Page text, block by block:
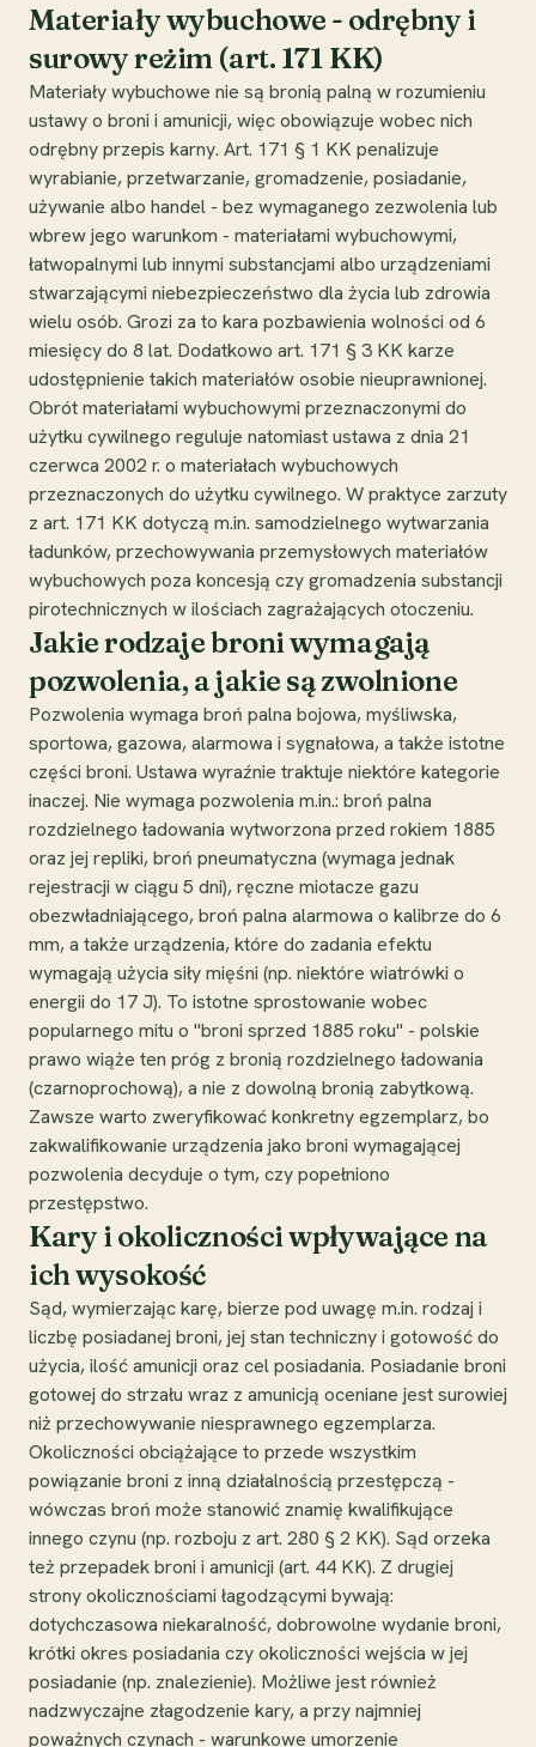
Materiały wybuchowe - odrębny i
surowy reżim (art. 171 KK)
Materiały wybuchowe nie są bronią palną w rozumieniu
ustawy o broni i amunicji, więc obowiązuje wobec nich
odrębny przepis karny. Art. 171 § 1 KK penalizuje
wyrabianie, przetwarzanie, gromadzenie, posiadanie,
używanie albo handel - bez wymaganego zezwolenia lub
wbrew jego warunkom - materiałami wybuchowymi,
łatwopalnymi lub innymi substancjami albo urządzeniami
stwarzającymi niebezpieczeństwo dla życia lub zdrowia
wielu osób. Grozi za to kara pozbawienia wolności od 6
miesięcy do 8 lat. Dodatkowo art. 171 § 3 KK karze
udostępnienie takich materiałów osobie nieuprawnionej.
Obrót materiałami wybuchowymi przeznaczonymi do
użytku cywilnego reguluje natomiast ustawa z dnia 21
czerwca 2002 r. o materiałach wybuchowych
przeznaczonych do użytku cywilnego. W praktyce zarzuty
z art. 171 KK dotyczą m.in. samodzielnego wytwarzania
ładunków, przechowywania przemysłowych materiałów
wybuchowych poza koncesją czy gromadzenia substancji
pirotechnicznych w ilościach zagrażających otoczeniu.
Jakie rodzaje broni wymagają
pozwolenia, a jakie są zwolnione
Pozwolenia wymaga broń palna bojowa, myśliwska,
sportowa, gazowa, alarmowa i sygnałowa, a także istotne
części broni. Ustawa wyraźnie traktuje niektóre kategorie
inaczej. Nie wymaga pozwolenia m.in.: broń palna
rozdzielnego ładowania wytworzona przed rokiem 1885
oraz jej repliki, broń pneumatyczna (wymaga jednak
rejestracji w ciągu 5 dni), ręczne miotacze gazu
obezwładniającego, broń palna alarmowa o kalibrze do 6
mm, a także urządzenia, które do zadania efektu
wymagają użycia siły mięśni (np. niektóre wiatrówki o
energii do 17 J). To istotne sprostowanie wobec
popularnego mitu o "broni sprzed 1885 roku" - polskie
prawo wiąże ten próg z bronią rozdzielnego ładowania
(czarnoprochową), a nie z dowolną bronią zabytkową.
Zawsze warto zweryfikować konkretny egzemplarz, bo
zakwalifikowanie urządzenia jako broni wymagającej
pozwolenia decyduje o tym, czy popełniono
przestępstwo.
Kary i okoliczności wpływające na
ich wysokość
Sąd, wymierzając karę, bierze pod uwagę m.in. rodzaj i
liczbę posiadanej broni, jej stan techniczny i gotowość do
użycia, ilość amunicji oraz cel posiadania. Posiadanie broni
gotowej do strzału wraz z amunicją oceniane jest surowiej
niż przechowywanie niesprawnego egzemplarza.
Okoliczności obciążające to przede wszystkim
powiązanie broni z inną działalnością przestępczą -
wówczas broń może stanowić znamię kwalifikujące
innego czynu (np. rozboju z art. 280 § 2 KK). Sąd orzeka
też przepadek broni i amunicji (art. 44 KK). Z drugiej
strony okolicznościami łagodzącymi bywają:
dotychczasowa niekaralność, dobrowolne wydanie broni,
krótki okres posiadania czy okoliczności wejścia w jej
posiadanie (np. znalezienie). Możliwe jest również
nadzwyczajne złagodzenie kary, a przy najmniej
poważnych czynach - warunkowe umorzenie